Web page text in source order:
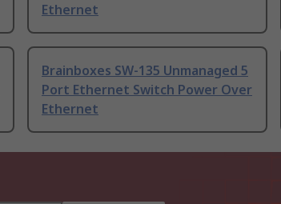
Ethernet
Brainboxes SW-135 Unmanaged 5
Port Ethernet Switch Power Over
Ethernet